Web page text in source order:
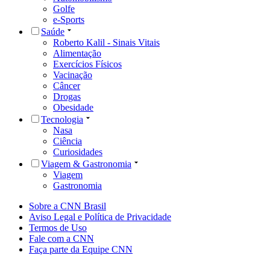
Golfe
e-Sports
Saúde
Roberto Kalil - Sinais Vitais
Alimentação
Exercícios Físicos
Vacinação
Câncer
Drogas
Obesidade
Tecnologia
Nasa
Ciência
Curiosidades
Viagem & Gastronomia
Viagem
Gastronomia
Sobre a CNN Brasil
Aviso Legal e Política de Privacidade
Termos de Uso
Fale com a CNN
Faça parte da Equipe CNN